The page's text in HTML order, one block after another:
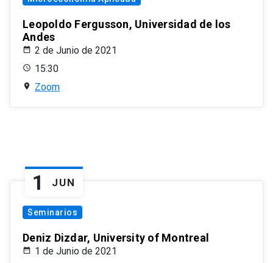
Leopoldo Fergusson, Universidad de los
Andes
2 de Junio de 2021
15:30
Zoom
1 JUN
Seminarios
Deniz Dizdar, University of Montreal
1 de Junio de 2021